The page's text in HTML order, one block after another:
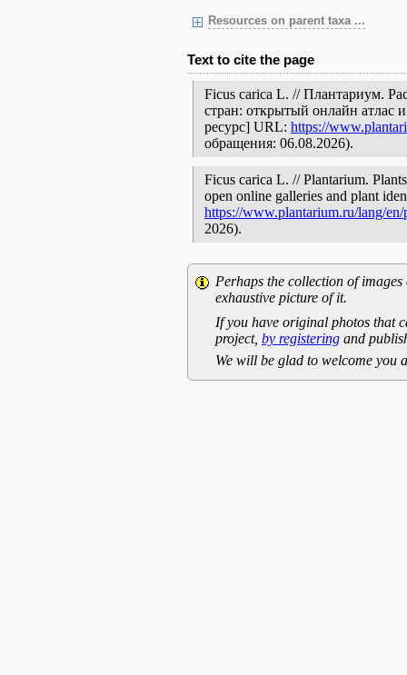
Resources on parent taxa ...
Text to cite the page
Ficus carica L. // Плантариум.
стран: открытый онлайн атлас
ресурс] URL: https://
обращения: 06.08.2026).
Ficus carica L. // Plantarium.
open online galleries and plant
https://www.plantarium.ru/lang/
2026).
Perhaps the collection of
exhaustive picture of it.
If you have original photos that
project, by registering and
We will be glad to welcome